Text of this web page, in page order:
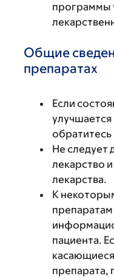
программы
Общие
препаратах
Если
улучшается
обратитесь
Не следует
лекарство
лекарства.
К
препаратам
пациента.
препарата,